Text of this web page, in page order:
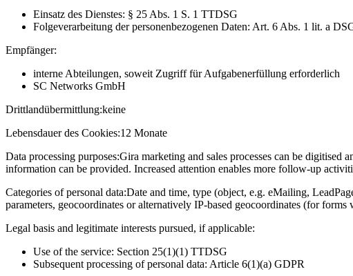
Einsatz des Dienstes: § 25 Abs. 1 S. 1 TTDSG
Folgeverarbeitung der personenbezogenen Daten: Art. 6 Abs. 1 lit. a
Empfänger:
interne Abteilungen, soweit Zugriff für Aufgabenerfüllung erforderlich
SC Networks GmbH
Drittlandübermittlung:keine
Lebensdauer des Cookies:12 Monate
Data processing purposes:Gira marketing and sales processes can be digitised
information can be provided. Increased attention enables more follow-up
Categories of personal data:Date and time, type (object, e.g. eMailing,
parameters, geocoordinates or alternatively IP-based geocoordinates (for
Legal basis and legitimate interests pursued, if applicable:
Use of the service: Section 25(1)(1) TTDSG
Subsequent processing of personal data: Article 6(1)(a) GDPR